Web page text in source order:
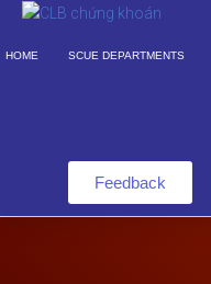
HOME SCUE DEPARTMENTS
Feedback